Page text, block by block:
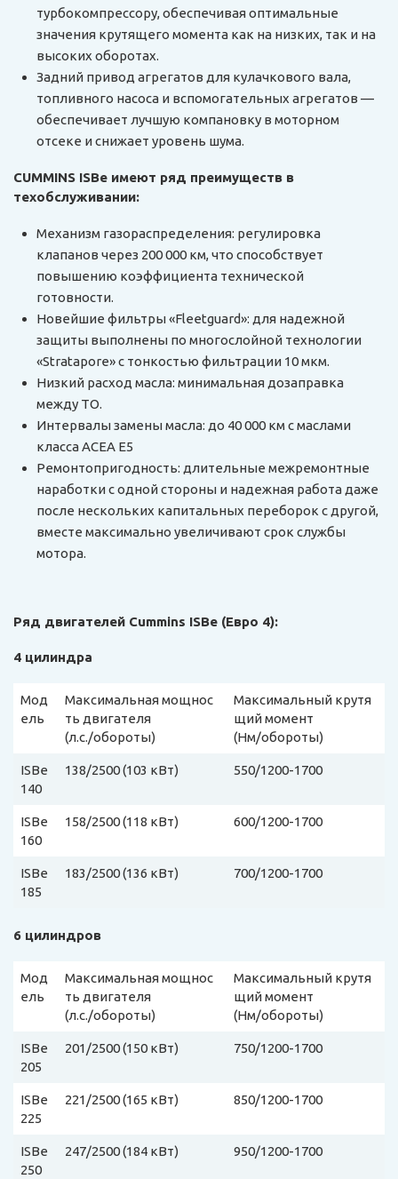
турбокомпрессору, обеспечивая оптимальные
значения крутящего момента как на низких, так и на
высоких оборотах.
Задний привод агрегатов для кулачкового вала,
топливного насоса и вспомогательных агрегатов —
обеспечивает лучшую компановку в моторном
отсеке и снижает уровень шума.
CUMMINS ISBe имеют ряд преимуществ в
техобслуживании:
Механизм газораспределения: регулировка
клапанов через 200 000 км, что способствует
повышению коэффициента технической
готовности.
Новейшие фильтры «Fleetguard»: для надежной
защиты выполнены по многослойной технологии
«Stratapore» с тонкостью фильтрации 10 мкм.
Низкий расход масла: минимальная дозаправка
между ТО.
Интервалы замены масла: до 40 000 км с маслами
класса ACEA E5
Ремонтопригодность: длительные межремонтные
наработки с одной стороны и надежная работа даже
после нескольких капитальных переборок с другой,
вместе максимально увеличивают срок службы
мотора.
Ряд двигателей Cummins ISBe (Евро 4):
4 цилиндра
Мод
ель
Максимальная мощнос
ть двигателя
(л.с./обороты)
Максимальный крутя
щий момент
(Нм/обороты)
ISBe
140
138/2500 (103 кВт) 550/1200-1700
ISBe
160
158/2500 (118 кВт) 600/1200-1700
ISBe
185
183/2500 (136 кВт) 700/1200-1700
6 цилиндров
Мод
ель
Максимальная мощнос
ть двигателя
(л.с./обороты)
Максимальный крутя
щий момент
(Нм/обороты)
ISBe
205
201/2500 (150 кВт) 750/1200-1700
ISBe
225
221/2500 (165 кВт) 850/1200-1700
ISBe
250
247/2500 (184 кВт) 950/1200-1700